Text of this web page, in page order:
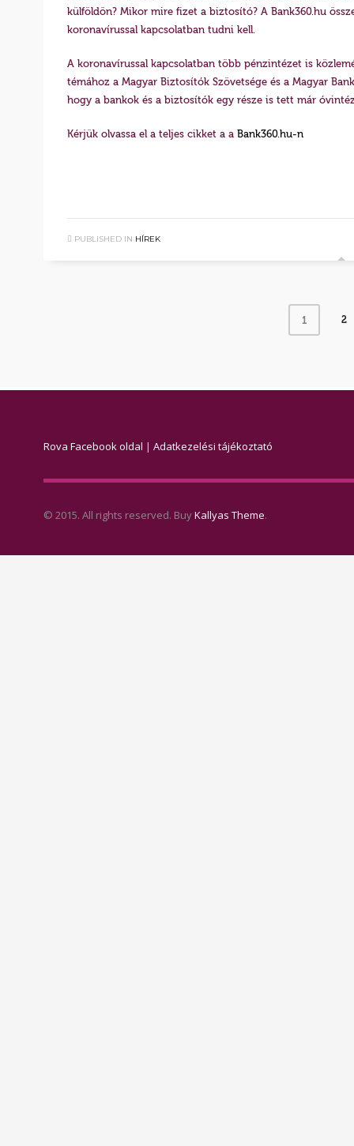
külföldön? Mikor mire fizet a biztosító? A Bank360.hu
koronavírussal kapcsolatban tudni kell.
A koronavírussal kapcsolatban több pénzintézet is
témához a Magyar Biztosítók Szövetsége és a Magyar
hogy a bankok és a biztosítók egy része is tett már
Kérjük olvassa el a teljes cikket a a Bank360.hu-n
PUBLISHED IN HÍREK
1 2
Rova Facebook oldal | Adatkezelési tájékoztató
© 2015. All rights reserved. BuyKallyas Theme.